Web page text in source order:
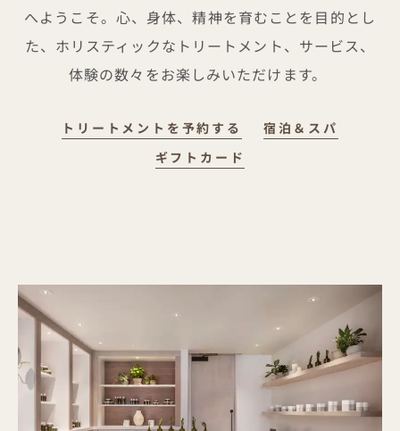
へようこそ。心、身体、精神を育むことを目的とし
た、ホリスティックなトリートメント、サービス、
体験の数々をお楽しみいただけます。
トリートメントを予約する
宿泊＆スパ
ギフトカード